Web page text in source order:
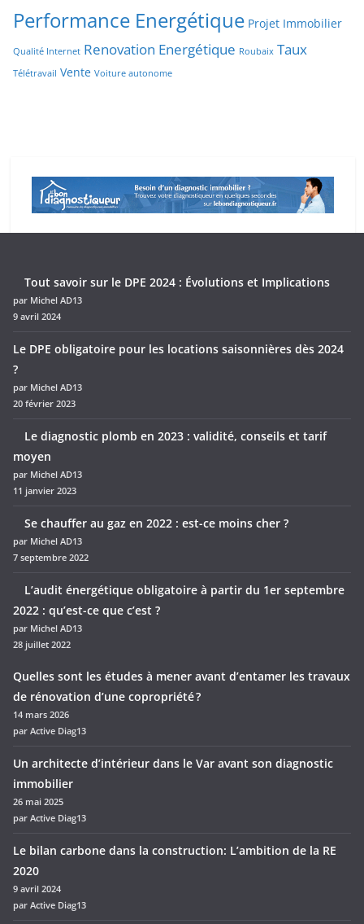
Performance Energétique Projet Immobilier
Qualité Internet Renovation Energétique Roubaix Taux
Télétravail Vente Voiture autonome
Tout savoir sur le DPE 2024 : Évolutions et Implications
par Michel AD13
9 avril 2024
Le DPE obligatoire pour les locations saisonnières dès 2024
?
par Michel AD13
20 février 2023
Le diagnostic plomb en 2023 : validité, conseils et tarif
moyen
par Michel AD13
11 janvier 2023
Se chauffer au gaz en 2022 : est-ce moins cher ?
par Michel AD13
7 septembre 2022
L’audit énergétique obligatoire à partir du 1er septembre
2022 : qu’est-ce que c’est ?
par Michel AD13
28 juillet 2022
Quelles sont les études à mener avant d’entamer les travaux
de rénovation d’une copropriété ?
14 mars 2026
par Active Diag13
Un architecte d’intérieur dans le Var avant son diagnostic
immobilier
26 mai 2025
par Active Diag13
Le bilan carbone dans la construction: L’ambition de la RE
2020
9 avril 2024
par Active Diag13